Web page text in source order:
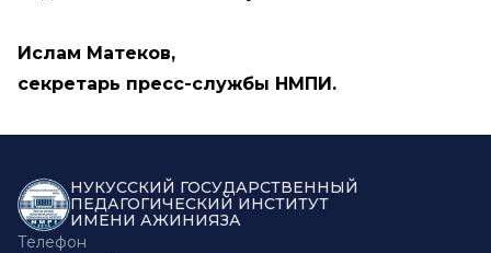
Ислам Матеков,
секретарь пресс-службы НМПИ.
НУКУССКИЙ ГОСУДАРСТВЕННЫЙ
ПЕДАГОГИЧЕСКИЙ ИНСТИТУТ
ИМЕНИ АЖИНИЯЗА
Телефон